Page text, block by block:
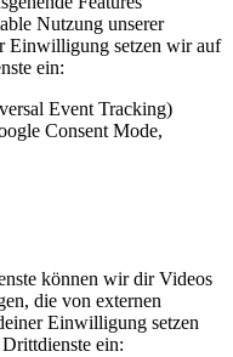
Nutzung unserer
Einwilligung setzen wir auf
ein:
Event Tracking)
Consent Mode,
können wir dir Videos
die von externen
Einwilligung setzen
ein: